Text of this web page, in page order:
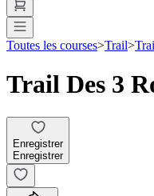
Toutes les courses>Trail>
Trail Des 3
Enregistrer
Enregistrer